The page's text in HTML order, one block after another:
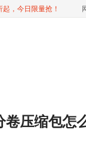
起，今日限量抢！
卷压缩包怎